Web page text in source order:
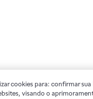
cookies para: confirmar
visando o